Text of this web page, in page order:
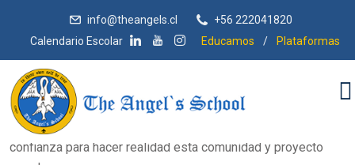
info@theangels.cl
+56 222041820
Calendario Escolar
Educamos / Plataformas
Diego Araya
La Dirección agradece a cada uno(a) de ustedes, quienes, en
conjunto a nuestros docentes y funcionarios, construimos
confianza para hacer realidad esta comunidad y proyecto